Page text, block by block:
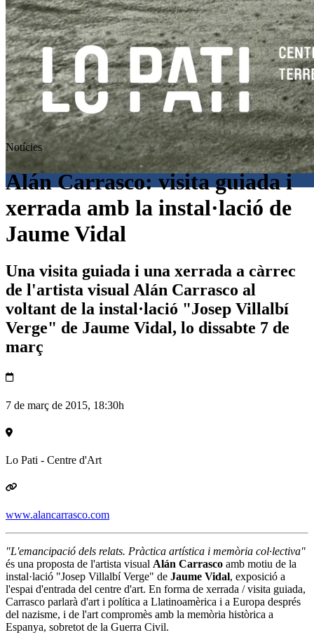
Notícies
Alán Carrasco: visita guiada i
xerrada amb la instal·lació de
Jaume Vidal
Una visita guiada i una xerrada a càrrec
de l'artista visual Alán Carrasco al
voltant de la instal·lació "Josep Villalbí
Verge" de Jaume Vidal, lo dissabte 7 de
març
7 de març de 2015, 18:30h
Lo Pati - Centre d'Art
www.alancarrasco.com
"L'emancipació dels relats. Pràctica artística i memòria col·lectiva"
és una proposta de l'artista visual Alán Carrasco amb motiu de la
instal·lació "Josep Villalbí Verge" de Jaume Vidal, exposició a
l'espai d'entrada del centre d'art. En forma de xerrada / visita guiada,
Carrasco parlarà d'art i política a Llatinoamèrica i a Europa després
del nazisme, i de l'art compromès amb la memòria històrica a
Espanya, sobretot de la Guerra Civil.